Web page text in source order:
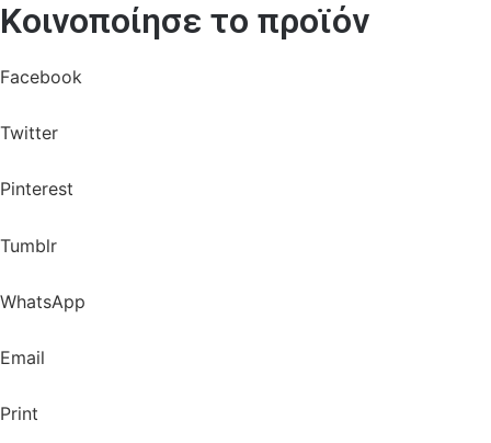
Κοινοποίησε το προϊόν
Facebook
Twitter
Pinterest
Tumblr
WhatsApp
Email
Print